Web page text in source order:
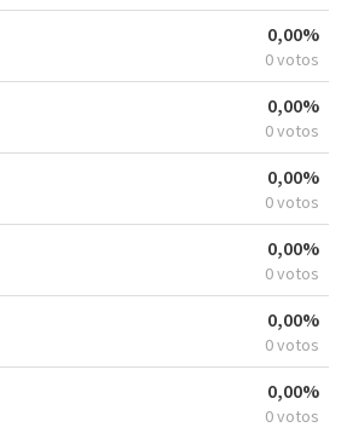
0,00%
0 votos
0,00%
0 votos
0,00%
0 votos
0,00%
0 votos
0,00%
0 votos
0,00%
0 votos